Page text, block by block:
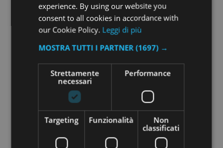
Foulard Futurismo
85,00€
Add to cart
experience. By using our website you
consent to all cookies in accordance with
our Cookie Policy. Leggi di più
MOSTRA TUTTI I PARTNER (1697) →
Strettamente
necessari
Performance
Targeting Funzionalità
Non
classificati